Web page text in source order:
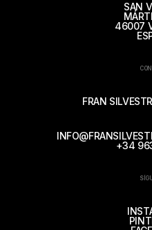
SAN
46007
FRAN
+34